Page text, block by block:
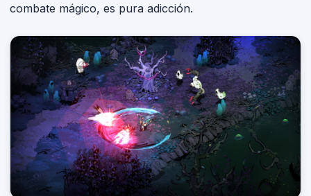
combate mágico, es pura adicción.